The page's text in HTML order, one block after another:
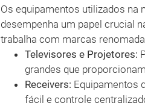
Os equipamentos utilizados na
desempenha um papel crucial
trabalha com marcas
Televisores e Projetores:
grandes que
Receivers: Equipamentos
fácil e controle